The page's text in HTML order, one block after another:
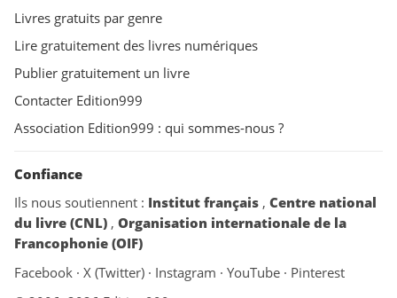
Livres gratuits par genre
Lire gratuitement des livres numériques
Publier gratuitement un livre
Contacter Edition999
Association Edition999 : qui sommes-nous ?
Confiance
Ils nous soutiennent : Institut français , Centre national
du livre (CNL) , Organisation internationale de la
Francophonie (OIF)
Facebook · X (Twitter) · Instagram · YouTube · Pinterest